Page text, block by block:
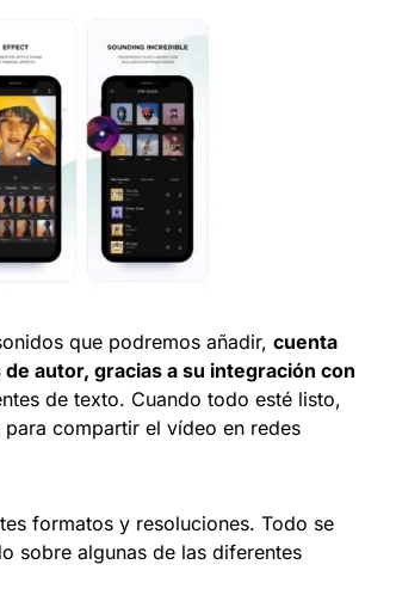
que podremos añadir, cuenta
autor, gracias a su integración con
de texto. Cuando todo esté listo,
compartir el vídeo en redes
formatos y resoluciones. Todo se
sobre algunas de las diferentes